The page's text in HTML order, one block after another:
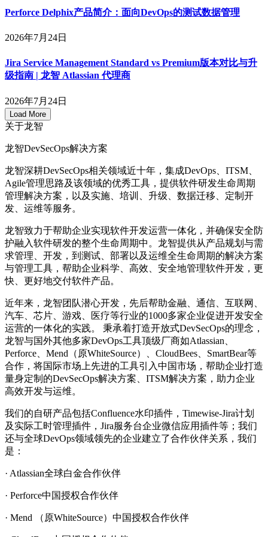
Perforce Delphix产品简介：面向DevOps的测试数据管理
2026年7月24日
Jira Service Management Standard vs Premium版本对比与升
级指南 | 龙智 Atlassian 代理商
2026年7月24日
Load More
关于龙智
龙智DevSecOps解决方案
龙智深耕DevSecOps相关领域近十年，集成DevOps、ITSM、
Agile管理思路及该领域的优秀工具，提供软件研发生命周期
管理解决方案，以及实施、培训、升级、数据迁移、定制开
发、运维等服务。
龙智致力于帮助企业实现软件开发运营一体化，并确保安全防
护融入软件研发的整个生命周期中。龙智提供从产品规划与需
求管理、开发，到测试、部署以及运维全生命周期的解决方案
与管理工具，帮助企业科学、高效、安全地管理软件开发，更
快、更好地交付软件产品。
近年来，龙智团队潜心开发，先后帮助金融、通信、互联网、
汽车、芯片、游戏、医疗等行业的1000多家企业促进开发安全
运营的一体化的实践。 秉承着打造开放式DevSecOps的理念，
龙智与国外其他多家DevOps工具顶级厂商如Atlassian、
Perforce、Mend（原WhiteSource）、CloudBees、SmartBear等
合作，将国际市场上先进的工具引入中国市场，帮助企业打造
量身定制的DevSecOps解决方案、ITSM解决方案，助力企业
高效开发与运维。
我们的自研产品包括Confluence水印插件，Timewise-Jira计划
及实际工时管理插件，Jira服务台企业微信应用插件等；我们
还与全球DevOps领域领先的企业建立了合作伙伴关系，我们
是：
· Atlassian全球白金合作伙伴
· Perforce中国授权合作伙伴
· Mend （原WhiteSource）中国授权合作伙伴